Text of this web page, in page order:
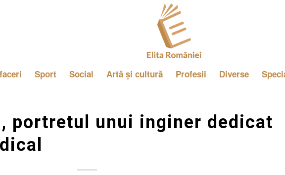
Sport Social Artă și cultură Profesii Diverse
portretul unui inginer dedicat